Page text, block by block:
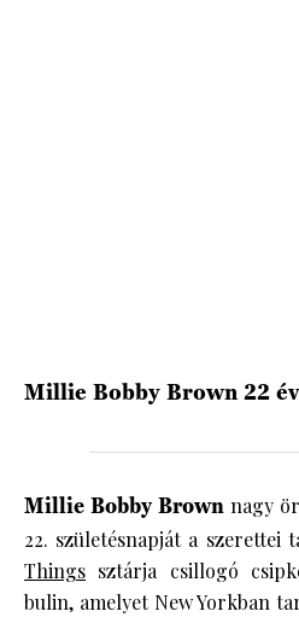
Millie Bobby Brown 22
Millie Bobby Brown nagy
22. születésnapját a szerettei
Things sztárja csillogó
bulin, amelyet New Yorkban